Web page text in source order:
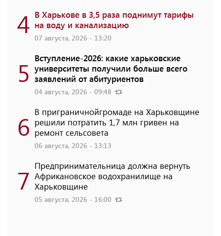
4 В Харькове в 3,5 раза поднимут тарифы
на воду и канализацию
07 августа, 2026 - 13:20
5 Вступление-2026: какие харьковские
университеты получили больше всего
заявлений от абитуриентов
04 августа, 2026 - 09:48
6 В приграничнойгромаде на Харьковщине
решили потратить 1,7 млн ​​гривен на
ремонт сельсовета
06 августа, 2026 - 13:13
7 Предпринимательница должна вернуть
Африкановское водохранилище на
Харьковщине
05 августа, 2026 - 16:00